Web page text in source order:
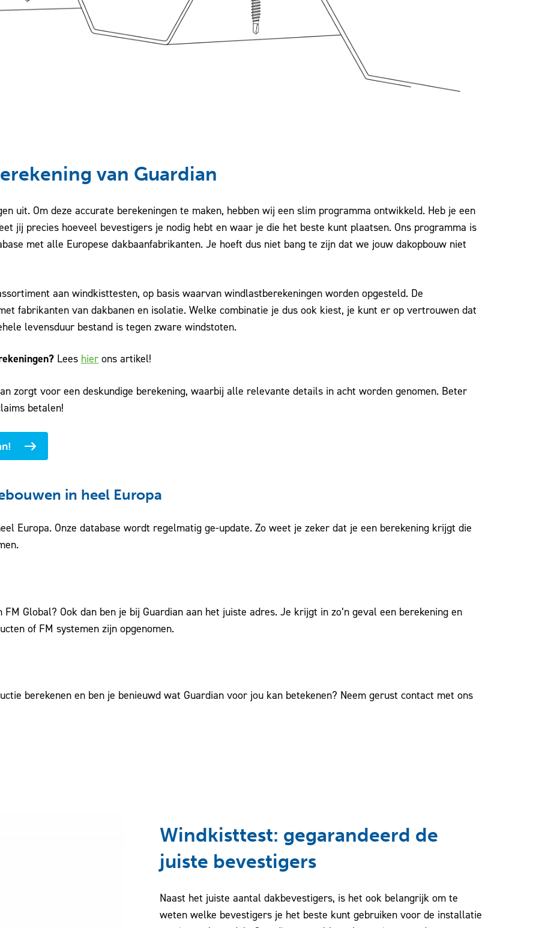
van Guardian
uit. Om deze accurate berekeningen te maken, hebben wij een slim programma ontwikkeld. Heb je een
jij precies hoeveel bevestigers je nodig hebt en waar je die het beste kunt plaatsen. Ons programma is
met alle Europese dakbaanfabrikanten. Je hoeft dus niet bang te zijn dat we jouw dakopbouw niet
aan windkisttesten, op basis waarvan windlastberekeningen worden opgesteld. De
fabrikanten van dakbanen en isolatie. Welke combinatie je dus ook kiest, je kunt er op vertrouwen dat
levensduur bestand is tegen zware windstoten.
Lees hier ons artikel!
zorgt voor een deskundige berekening, waarbij alle relevante details in acht worden genomen. Beter
betalen!
in heel Europa
Europa. Onze database wordt regelmatig ge-update. Zo weet je zeker dat je een berekening krijgt die
Global? Ook dan ben je bij Guardian aan het juiste adres. Je krijgt in zo’n geval een berekening en
of FM systemen zijn opgenomen.
berekenen en ben je benieuwd wat Guardian voor jou kan betekenen? Neem gerust contact met ons
Windkisttest: gegarandeerd de
juiste bevestigers
Naast het juiste aantal dakbevestigers, is het ook belangrijk om te
weten welke bevestigers je het beste kunt gebruiken voor de installatie